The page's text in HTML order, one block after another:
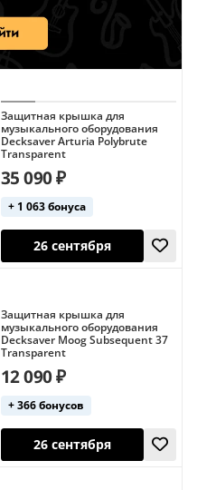
Защитная крышка для
музыкального оборудования
Decksaver Arturia Polybrute
Transparent
35 090 ₽
+ 1 063 бонуса
26 сентября
Защитная крышка для
музыкального оборудования
Decksaver Moog Subsequent 37
Transparent
12 090 ₽
+ 366 бонусов